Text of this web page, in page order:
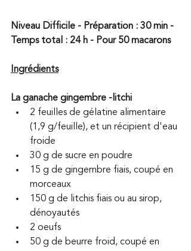
Niveau Difficile - Préparation : 30 min -
Temps total : 24 h - Pour 50 macarons
Ingrédients
La ganache gingembre -litchi
2 feuilles de gélatine alimentaire
(1,9 g/feuille), et un récipient d'eau
froide
30 g de sucre en poudre
15 g de gingembre fiais, coupé en
morceaux
150 g de litchis fiais ou au sirop,
dénoyautés
2 oeufs
50 g de beurre froid, coupé en